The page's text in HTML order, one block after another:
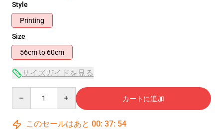
Style
Printing
Size
56cm to 60cm
サイズガイドを見る
カートに追加
このセールはあと 00: 37: 54